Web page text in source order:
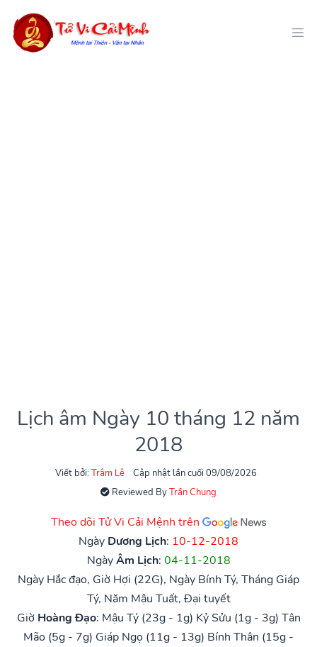
Lịch âm Ngày 10 tháng 12 năm
2018
Viết bởi: Trâm Lê
Cập nhật lần cuối 09/08/2026
Reviewed ByTrần Chung
Theo dõi Tử Vi Cải Mệnh trên
Ngày Dương Lịch: 10-12-2018
NgàyÂm Lịch: 04-11-2018
Ngày Hắc đạo, Giờ Hợi (22G), Ngày Bính Tý, Tháng Giáp
Tý, Năm Mậu Tuất, Đại tuyết
Giờ Hoàng Đạo: Mậu Tý (23g - 1g) Kỷ Sửu (1g - 3g) Tân
Mão (5g - 7g) Giáp Ngọ (11g - 13g) Bính Thân (15g -